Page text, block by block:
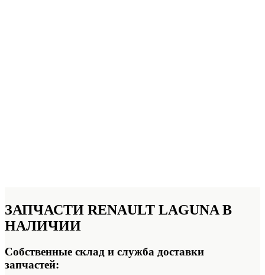
ЗАПЧАСТИ RENAULT LAGUNA В
НАЛИЧИИ
Собственные склад и служба доставки
запчастей: